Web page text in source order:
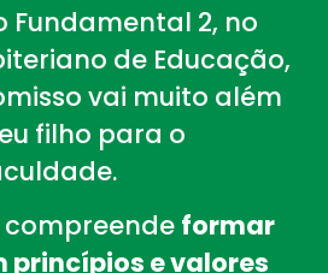
Fundamental 2, no
de Educação,
vai muito além
filho para o
compreende formar
princípios e valores